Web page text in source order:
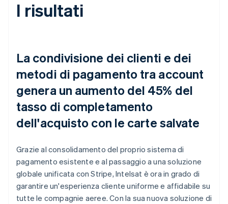
I risultati
La condivisione dei clienti e dei
metodi di pagamento tra account
genera un aumento del 45% del
tasso di completamento
dell'acquisto con le carte salvate
Grazie al consolidamento del proprio sistema di
pagamento esistente e al passaggio a una soluzione
globale unificata con Stripe, Intelsat è ora in grado di
garantire un'esperienza cliente uniforme e affidabile su
tutte le compagnie aeree. Con la sua nuova soluzione di